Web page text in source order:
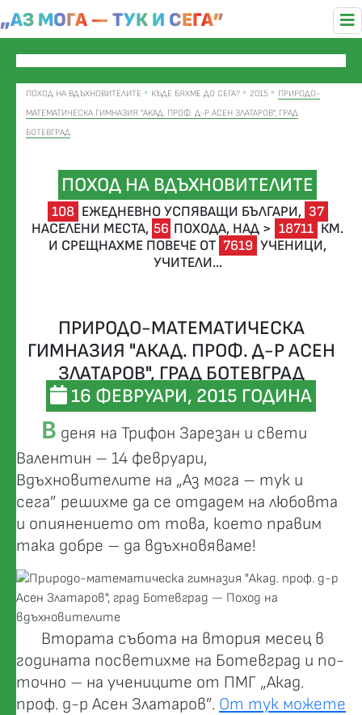
„АЗ МОГА — ТУК И СЕГА”
ПОХОД НА ВДЪХНОВИТЕЛИТЕ КЪДЕ БЯХМЕ ДО СЕГА? 2015
ПРИРОДО-
МАТЕМАТИЧЕСКА ГИМНАЗИЯ "АКАД. ПРОФ. Д-Р АСЕН ЗЛАТАРОВ", ГРАД
БОТЕВГРАД
ПОХОД НА ВДЪХНОВИТЕЛИТЕ
108 ЕЖЕДНЕВНО УСПЯВАЩИ БЪЛГАРИ, 37
НАСЕЛЕНИ МЕСТА, 56 ПОХОДА, НАД > 18711 КМ.
И СРЕЩНАХМЕ ПОВЕЧЕ ОТ 7619 УЧЕНИЦИ,
УЧИТЕЛИ...
ПРИРОДО-МАТЕМАТИЧЕСКА
ГИМНАЗИЯ "АКАД. ПРОФ. Д-Р АСЕН
ЗЛАТАРОВ", ГРАД БОТЕВГРАД
16 ФЕВРУАРИ, 2015 ГОДИНА
В деня на Трифон Зарезан и свети
Валентин – 14 февруари,
Вдъхновителите на „Аз мога – тук и
сега” решихме да се отдадем на любовта
и опиянението от това, което правим
така добре – да вдъхновяваме!
Втората събота на втория месец в
годината посветихме на Ботевград и по-
точно – на учениците от ПМГ „Акад.
проф. д-р Асен Златаров”. От тук можете